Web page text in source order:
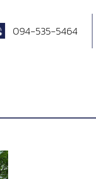
094-535-5464